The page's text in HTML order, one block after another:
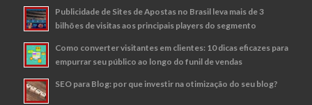
Publicidade de Sites de Apostas no Brasil leva mais de 3
bilhões de visitas aos principais players do segmento
Como converter visitantes em clientes: 10 dicas eficazes para
empurrar seu público ao longo do funil de vendas
SEO para Blog: por que investir na otimização do seu blog?